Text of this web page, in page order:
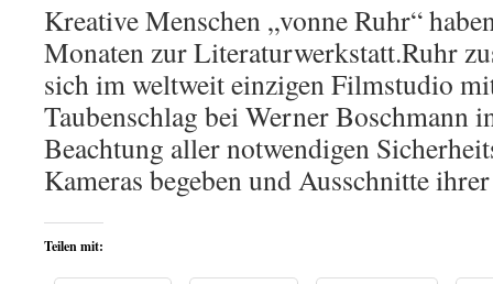
Kreative Menschen „vonne Ruhr“
Monaten zur Literaturwerkstatt.Ruhr
sich im weltweit einzigen Filmstudio
Taubenschlag bei Werner Boschmann
Beachtung aller notwendigen
Kameras begeben und Ausschnitte
Teilen mit: